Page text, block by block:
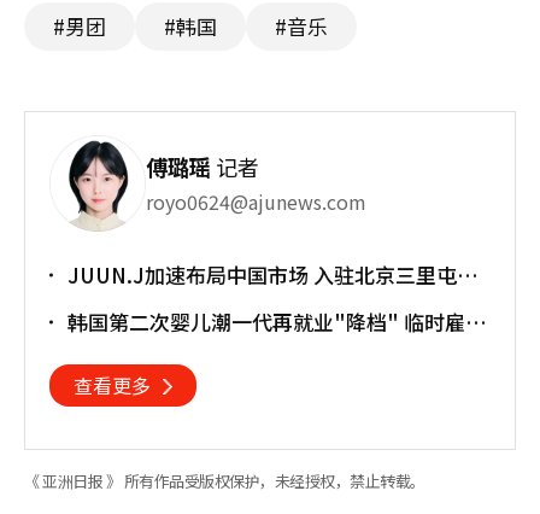
#男团 #韩国 #音乐
傅璐瑶 记者
royo0624@ajunews.com
JUUN.J加速布局中国市场 入驻北京三里屯太
韩国第二次婴儿潮一代再就业"降档" 临时雇员
查看更多
《 亚洲日报 》 所有作品受版权保护，未经授权，禁止转载。